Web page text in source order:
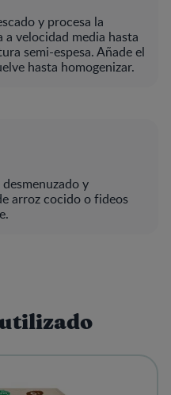
y procesa la
velocidad media hasta
semi-espesa. Añade el
hasta homogenizar.
y
arroz cocido o fideos